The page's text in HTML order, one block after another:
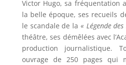
Victor Hugo, sa fréquentation
la belle époque, ses recueils
le scandale de la « Légende des
théâtre, ses démêlées avec
production journalistique.
ouvrage de 250 pages qui